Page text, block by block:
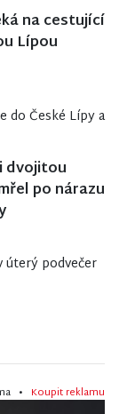
na cestující
Lípou
do České Lípy a
dvojitou
po nárazu
úterý podvečer
• Koupit reklamu